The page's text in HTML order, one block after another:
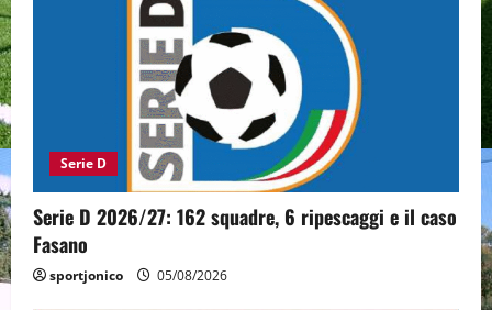
Serie D
Serie D 2026/27: 162 squadre, 6 ripescaggi e il caso
Fasano
sportjonico 05/08/2026